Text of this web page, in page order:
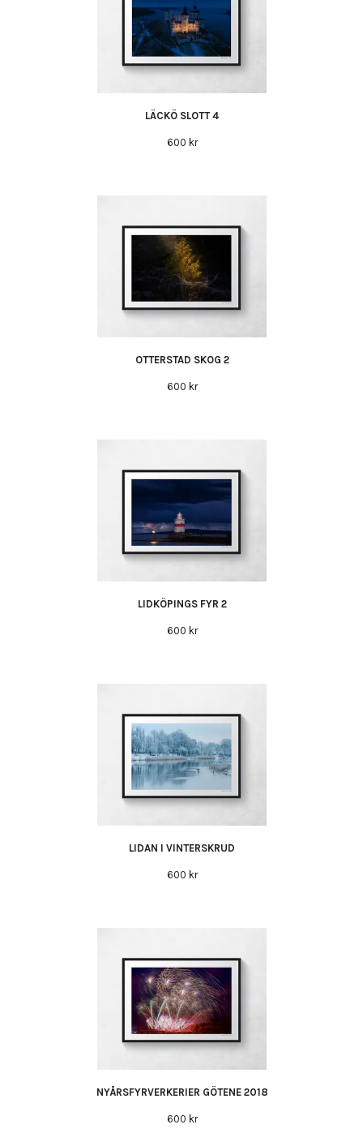
LÄCKÖ SLOTT 4
600 kr
OTTERSTAD SKOG 2
600 kr
LIDKÖPINGS FYR 2
600 kr
LIDAN I VINTERSKRUD
600 kr
NYÅRSFYRVERKERIER GÖTENE 2018
600 kr